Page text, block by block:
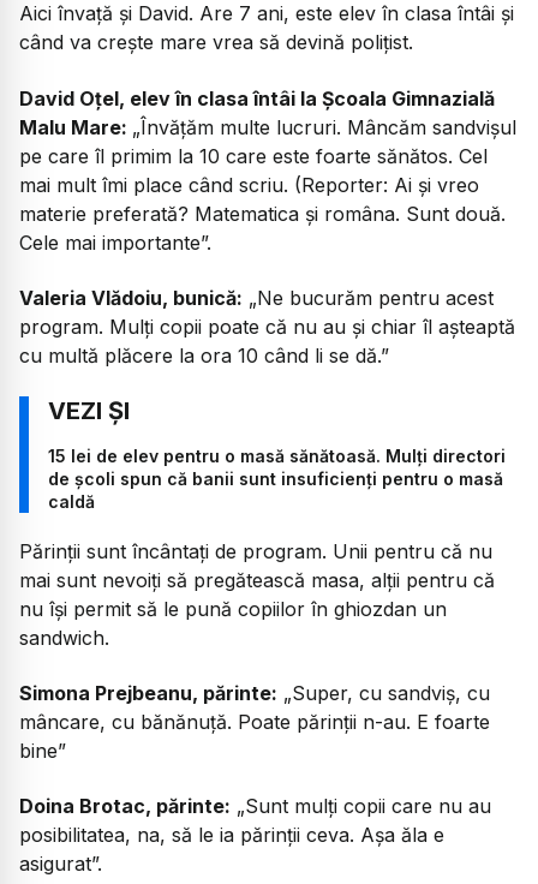
Aici învață și David. Are 7 ani, este elev în clasa întâi și
când va crește mare vrea să devină polițist.
David Oțel, elev în clasa întâi la Școala Gimnazială
Malu Mare: „Învățăm multe lucruri. Mâncăm sandvișul
pe care îl primim la 10 care este foarte sănătos. Cel
mai mult îmi place când scriu. (Reporter: Ai și vreo
materie preferată? Matematica și româna. Sunt două.
Cele mai importante”.
Valeria Vlădoiu, bunică: „Ne bucurăm pentru acest
program. Mulți copii poate că nu au și chiar îl așteaptă
cu multă plăcere la ora 10 când li se dă.”
15 lei de elev pentru o masă sănătoasă. Mulți directori
de școli spun că banii sunt insuficienți pentru o masă
caldă
Părinții sunt încântați de program. Unii pentru că nu
mai sunt nevoiți să pregătească masa, alții pentru că
nu își permit să le pună copiilor în ghiozdan un
sandwich.
Simona Prejbeanu, părinte: „Super, cu sandviș, cu
mâncare, cu bănănuță. Poate părinții n-au. E foarte
bine”
Doina Brotac, părinte: „Sunt mulți copii care nu au
posibilitatea, na, să le ia părinții ceva. Așa ăla e
asigurat”.